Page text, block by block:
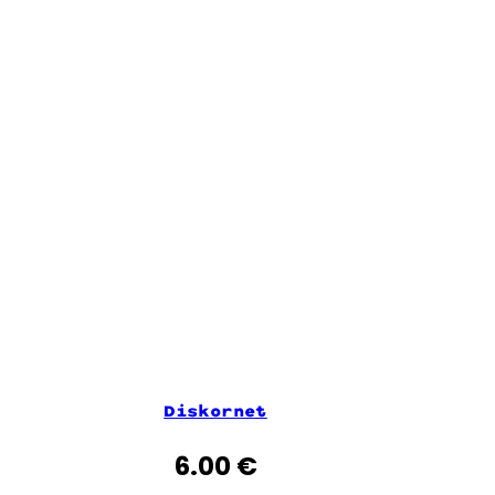
Diskornet
6.00 €